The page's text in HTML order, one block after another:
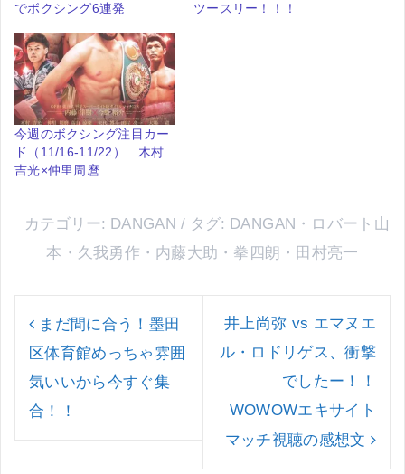
でボクシング6連発
ツースリー！！！
今週のボクシング注目カー
ド（11/16-11/22） 木村
吉光×仲里周麿
カテゴリー: DANGAN タグ: DANGAN ・ ロバート山
本 ・ 久我勇作 ・ 内藤大助 ・ 拳四朗 ・ 田村亮一
稿
ナ
ビ
ゲ
ー
まだ間に合う！墨田
区体育館めっちゃ雰囲
気いいから今すぐ集
合！！
井上尚弥 vs エマヌエ
ル・ロドリゲス、衝撃
でしたー！！
WOWOWエキサイト
マッチ視聴の感想文